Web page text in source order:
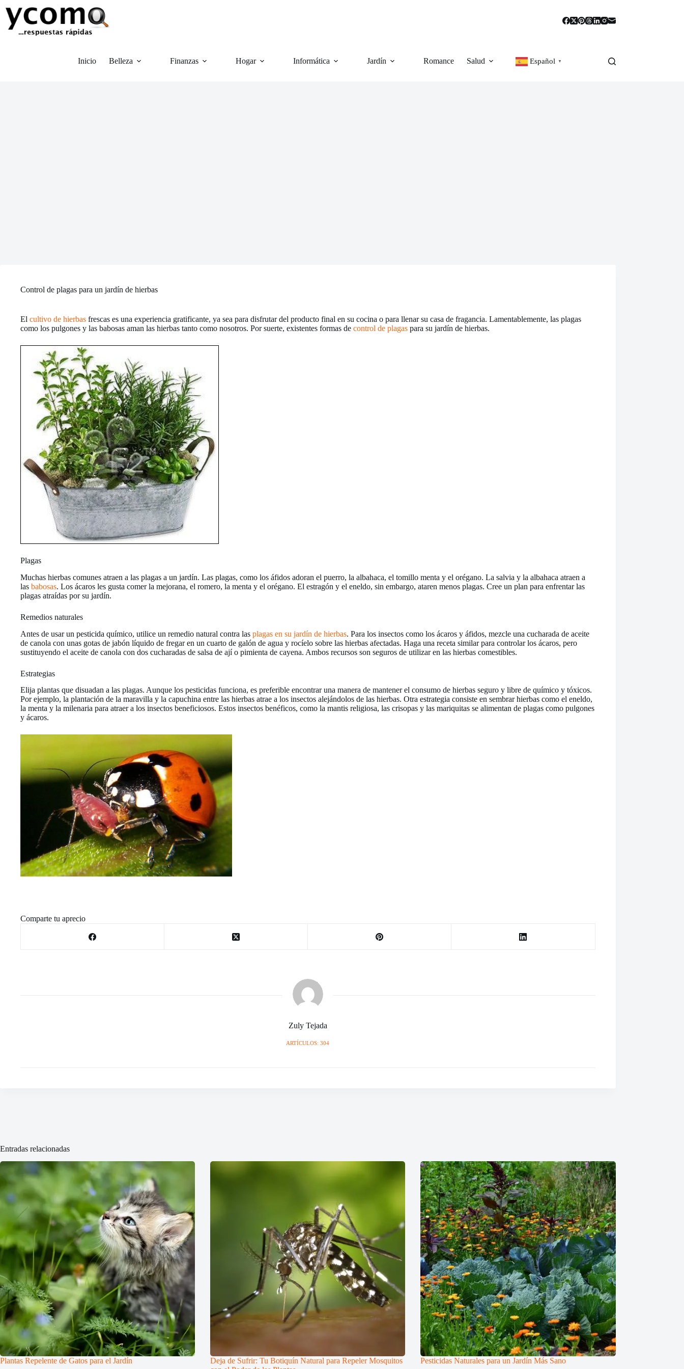
contenido
Inicio Belleza Finanzas Hogar Informática Jardín Romance Salud Español ▼
Control de plagas para un jardín de hierbas
El cultivo de hierbas frescas es una experiencia gratificante, ya sea para disfrutar del producto final en su cocina o para llenar su casa de fragancia. Lamentablemente, las plagas
como los pulgones y las babosas aman las hierbas tanto como nosotros. Por suerte, existentes formas de control de plagas para su jardín de hierbas.
Plagas
Muchas hierbas comunes atraen a las plagas a un jardín. Las plagas, como los áfidos adoran el puerro, la albahaca, el tomillo menta y el orégano. La salvia y la albahaca atraen a
las babosas. Los ácaros les gusta comer la mejorana, el romero, la menta y el orégano. El estragón y el eneldo, sin embargo, ataren menos plagas. Cree un plan para enfrentar las
plagas atraídas por su jardín.
Remedios naturales
Antes de usar un pesticida químico, utilice un remedio natural contra las plagas en su jardín de hierbas. Para los insectos como los ácaros y áfidos, mezcle una cucharada de aceite
de canola con unas gotas de jabón líquido de fregar en un cuarto de galón de agua y rocíelo sobre las hierbas afectadas. Haga una receta similar para controlar los ácaros, pero
sustituyendo el aceite de canola con dos cucharadas de salsa de ají o pimienta de cayena. Ambos recursos son seguros de utilizar en las hierbas comestibles.
Estrategias
Elija plantas que disuadan a las plagas. Aunque los pesticidas funciona, es preferible encontrar una manera de mantener el consumo de hierbas seguro y libre de químico y tóxicos.
Por ejemplo, la plantación de la maravilla y la capuchina entre las hierbas atrae a los insectos alejándolos de las hierbas. Otra estrategia consiste en sembrar hierbas como el eneldo,
la menta y la milenaria para atraer a los insectos beneficiosos. Estos insectos benéficos, como la mantis religiosa, las crisopas y las mariquitas se alimentan de plagas como pulgones
y ácaros.
Comparte tu aprecio
Zuly Tejada
ARTÍCULOS: 304
Entradas relacionadas
Plantas Repelente de Gatos para el Jardín
Deja de Sufrir: Tu Botiquín Natural para Repeler Mosquitos
Pesticidas Naturales para un Jardín Más Sano